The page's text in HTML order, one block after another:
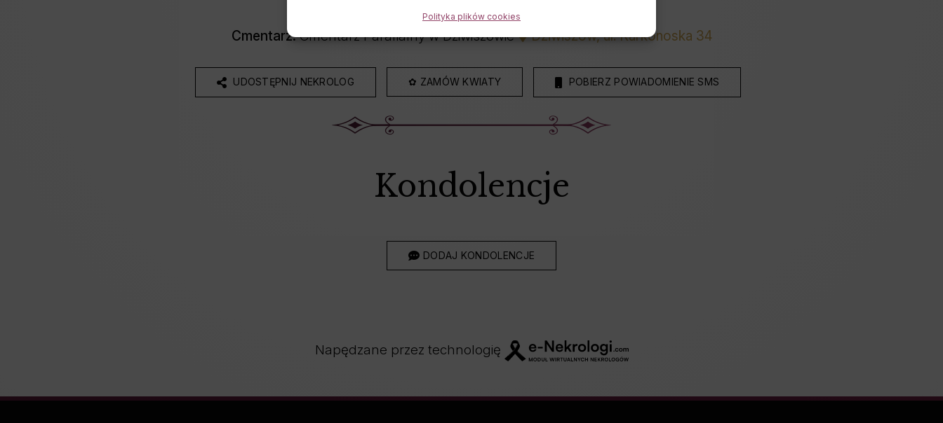
Polityka plików cookies
Wyprowadzenie do grobu o godz.
Cmentarz:Cmentarz Parafialny w Dziwiszowie Dziwiszów, ul. Karkonoska 34
UDOSTĘPNIJ NEKROLOG ✿ ZAMÓW KWIATY POBIERZ POWIADOMIENIE SMS
Kondolencje
DODAJ KONDOLENCJE
Napędzane przez technologię